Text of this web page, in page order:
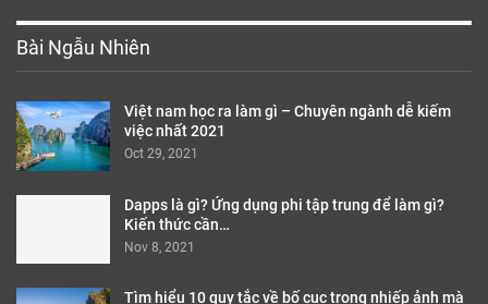
Bài Ngẫu Nhiên
Việt nam học ra làm gì – Chuyên ngành dễ kiếm
việc nhất 2021
Oct 29, 2021
Dapps là gì? Ứng dụng phi tập trung để làm gì?
Kiến thức cần…
Nov 8, 2021
Tìm hiểu 10 quy tắc về bố cục trong nhiếp ảnh mà